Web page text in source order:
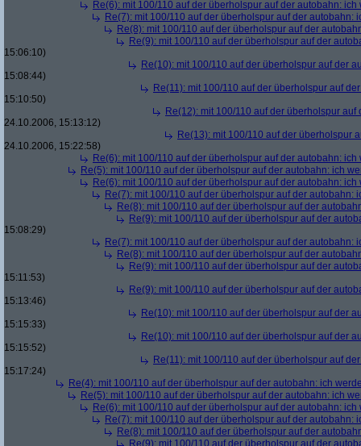
Re(6): mit 100/110 auf der überholspur auf der autobahn:
Re(7): mit 100/110 auf der überholspur auf der autobahn:
Re(8): mit 100/110 auf der überholspur auf der
Re(9): mit 100/110 auf der überholspur auf der
15:06:10)
Re(10): mit 100/110 auf der überholspur auf der
15:08:44)
Re(11): mit 100/110 auf der überholspur auf
15:10:50)
Re(12): mit 100/110 auf der überholspur
24.10.2006, 15:13:12)
Re(13): mit 100/110 auf der überholspur
24.10.2006, 15:22:58)
Re(6): mit 100/110 auf der überholspur auf der autobahn:
Re(5): mit 100/110 auf der überholspur auf der autobahn: ich
Re(6): mit 100/110 auf der überholspur auf der autobahn:
Re(7): mit 100/110 auf der überholspur auf der autobahn:
Re(8): mit 100/110 auf der überholspur auf der
Re(9): mit 100/110 auf der überholspur auf der
15:08:29)
Re(7): mit 100/110 auf der überholspur auf der autobahn:
Re(8): mit 100/110 auf der überholspur auf der
Re(9): mit 100/110 auf der überholspur auf der
15:11:53)
Re(9): mit 100/110 auf der überholspur auf der
15:13:46)
Re(10): mit 100/110 auf der überholspur auf der
15:15:33)
Re(10): mit 100/110 auf der überholspur auf der
15:15:52)
Re(11): mit 100/110 auf der überholspur auf
15:17:24)
Re(4): mit 100/110 auf der überholspur auf der autobahn: ich
Re(5): mit 100/110 auf der überholspur auf der autobahn: ich
Re(6): mit 100/110 auf der überholspur auf der autobahn:
Re(7): mit 100/110 auf der überholspur auf der autobahn:
Re(8): mit 100/110 auf der überholspur auf der
Re(9): mit 100/110 auf der überholspur auf der